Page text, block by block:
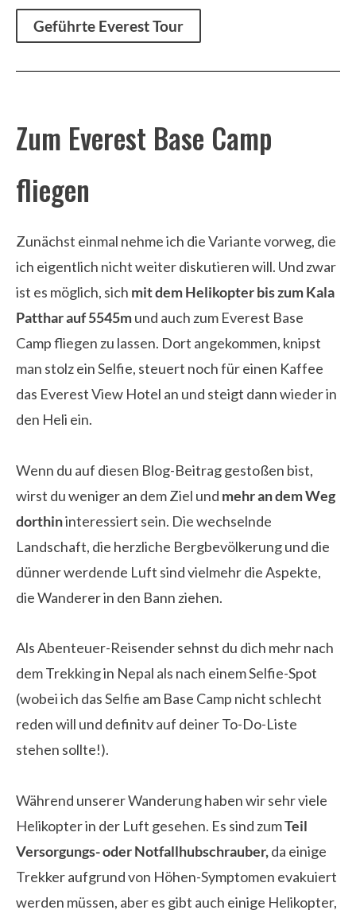
Geführte Everest Tour
Zum Everest Base Camp
fliegen
Zunächst einmal nehme ich die Variante vorweg, die
ich eigentlich nicht weiter diskutieren will. Und zwar
ist es möglich, sich mit dem Helikopter bis zum Kala
Patthar auf 5545mund auch zum Everest Base
Camp fliegen zu lassen. Dort angekommen, knipst
man stolz ein Selfie, steuert noch für einen Kaffee
das Everest View Hotel an und steigt dann wieder in
den Heli ein.
Wenn du auf diesen Blog-Beitrag gestoßen bist,
wirst du weniger an dem Ziel und mehr an dem Weg
dorthininteressiert sein. Die wechselnde
Landschaft, die herzliche Bergbevölkerung und die
dünner werdende Luft sind vielmehr die Aspekte,
die Wanderer in den Bann ziehen.
Als Abenteuer-Reisender sehnst du dich mehr nach
dem Trekking in Nepal als nach einem Selfie-Spot
(wobei ich das Selfie am Base Camp nicht schlecht
reden will und definitv auf deiner To-Do-Liste
stehen sollte!).
Während unserer Wanderung haben wir sehr viele
Helikopter in der Luft gesehen. Es sind zumTeil
Versorgungs- oder Notfallhubschrauber,da einige
Trekker aufgrund von Höhen-Symptomen evakuiert
werden müssen, aber es gibt auch einige Helikopter,